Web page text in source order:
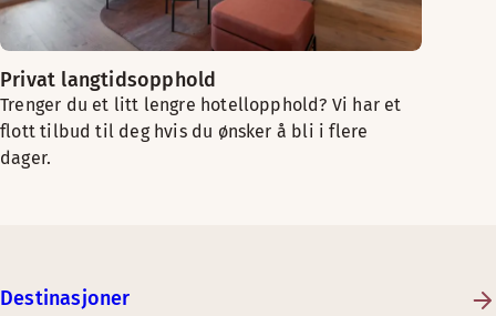
Privat langtidsopphold
Trenger du et litt lengre hotellopphold? Vi har et
flott tilbud til deg hvis du ønsker å bli i flere
dager.
Destinasjoner